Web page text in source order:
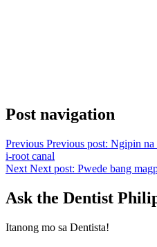
Post navigation
Previous Previous post: Ngipin na
i-root canal
Next Next post: Pwede bang
Ask the Dentist
Itanong mo sa Dentista!